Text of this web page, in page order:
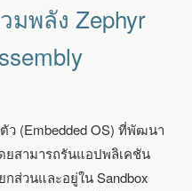
ไมโคร
คอนโทรลเลอร์?
WEBASSEMBLY
(WASM)
มพลัง Zephyr
ว (Embedded OS) ที่พัฒนา
ยสามารถรันแอปพลิเคชัน
ส่วนและอยู่ใน Sandbox